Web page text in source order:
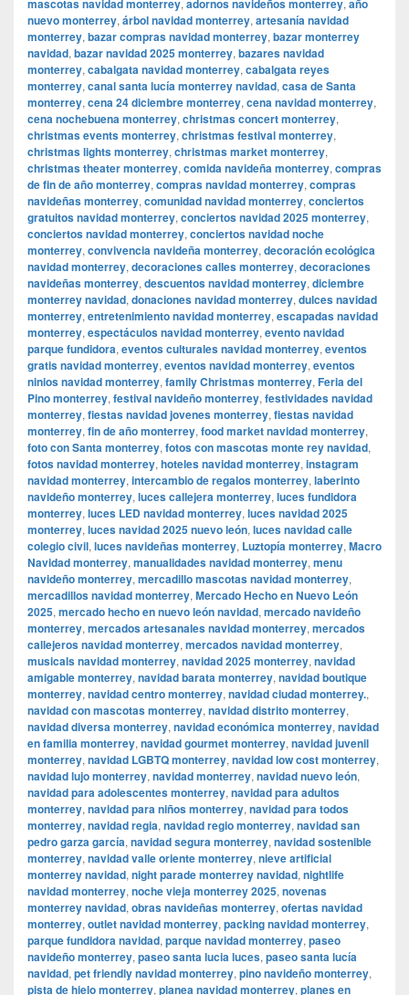
mascotas navidad monterrey adornos navideños monterrey año
nuevo monterrey, árbol navidad monterrey, artesanía navidad
monterrey, bazar compras navidad monterrey, bazar monterrey
navidad, bazar navidad 2025 monterrey, bazares navidad
monterrey, cabalgata navidad monterrey, cabalgata reyes
monterrey, canal santa lucía monterrey navidad, casa de Santa
monterrey, cena 24 diciembre monterrey, cena navidad monterrey,
cena nochebuena monterrey, christmas concert monterrey,
christmas events monterrey, christmas festival monterrey,
christmas lights monterrey, christmas market monterrey,
christmas theater monterrey, comida navideña monterrey, compras
de fin de año monterrey, compras navidad monterrey, compras
navideñas monterrey, comunidad navidad monterrey, conciertos
gratuitos navidad monterrey, conciertos navidad 2025 monterrey,
conciertos navidad monterrey, conciertos navidad noche
monterrey, convivencia navideña monterrey, decoración ecológica
navidad monterrey, decoraciones calles monterrey, decoraciones
navideñas monterrey, descuentos navidad monterrey, diciembre
monterrey navidad, donaciones navidad monterrey, dulces navidad
monterrey, entretenimiento navidad monterrey, escapadas navidad
monterrey, espectáculos navidad monterrey, evento navidad
parque fundidora, eventos culturales navidad monterrey, eventos
gratis navidad monterrey, eventos navidad monterrey, eventos
ninios navidad monterrey, family Christmas monterrey, Feria del
Pino monterrey, festival navideño monterrey, festividades navidad
monterrey, fiestas navidad jovenes monterrey, fiestas navidad
monterrey, fin de año monterrey, food market navidad monterrey,
foto con Santa monterrey, fotos con mascotas monte rey navidad,
fotos navidad monterrey, hoteles navidad monterrey, instagram
navidad monterrey, intercambio de regalos monterrey, laberinto
navideño monterrey, luces callejera monterrey, luces fundidora
monterrey, luces LED navidad monterrey, luces navidad 2025
monterrey, luces navidad 2025 nuevo león, luces navidad calle
colegio civil, luces navideñas monterrey, Luztopía monterrey, Macro
Navidad monterrey, manualidades navidad monterrey, menu
navideño monterrey, mercadillo mascotas navidad monterrey,
mercadillos navidad monterrey, Mercado Hecho en Nuevo León
2025, mercado hecho en nuevo león navidad, mercado navideño
monterrey, mercados artesanales navidad monterrey, mercados
callejeros navidad monterrey, mercados navidad monterrey,
musicals navidad monterrey, navidad 2025 monterrey, navidad
amigable monterrey, navidad barata monterrey, navidad boutique
monterrey, navidad centro monterrey, navidad ciudad monterrey.,
navidad con mascotas monterrey, navidad distrito monterrey,
navidad diversa monterrey, navidad económica monterrey, navidad
en familia monterrey, navidad gourmet monterrey, navidad juvenil
monterrey, navidad LGBTQ monterrey, navidad low cost monterrey,
navidad lujo monterrey, navidad monterrey, navidad nuevo león,
navidad para adolescentes monterrey, navidad para adultos
monterrey, navidad para niños monterrey, navidad para todos
monterrey, navidad regia, navidad regio monterrey, navidad san
pedro garza garcía, navidad segura monterrey, navidad sostenible
monterrey, navidad valle oriente monterrey, nieve artificial
monterrey navidad, night parade monterrey navidad, nightlife
navidad monterrey, noche vieja monterrey 2025, novenas
monterrey navidad, obras navideñas monterrey, ofertas navidad
monterrey, outlet navidad monterrey, packing navidad monterrey,
parque fundidora navidad, parque navidad monterrey, paseo
navideño monterrey, paseo santa lucia luces, paseo santa lucía
navidad, pet friendly navidad monterrey, pino navideño monterrey,
pista de hielo monterrey, planea navidad monterrey, planes en